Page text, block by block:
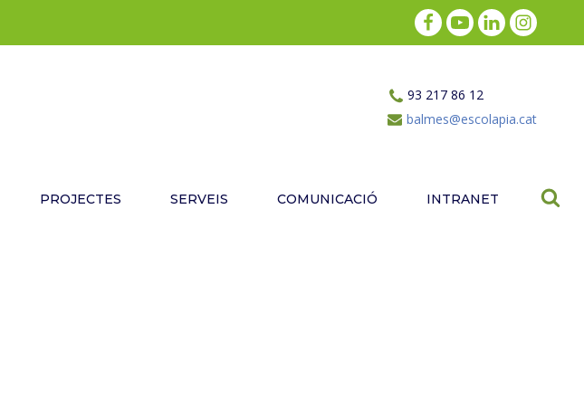
93 217 86 12
balmes@escolapia.cat
PROJECTES SERVEIS COMUNICACIÓ INTRANET